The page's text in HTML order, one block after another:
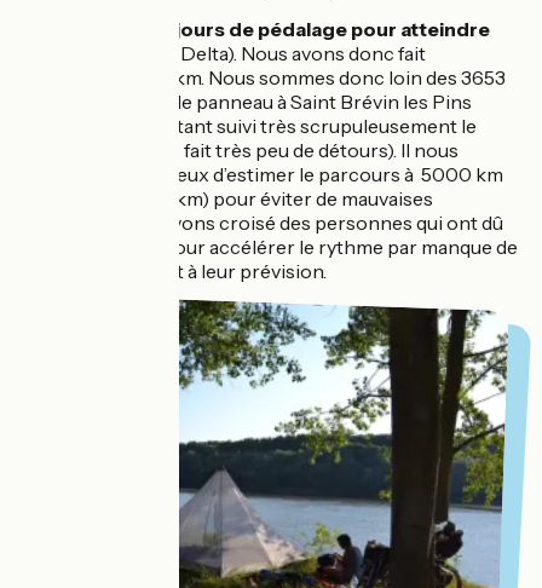
100 jours de pédalage pour atteindre
(via le Delta). Nous avons donc fait
exactement 5041 km. Nous sommes donc loin des 3653
km annoncés sur le panneau à Saint Brévin les Pins
(nous avons pourtant suivi très scrupuleusement le
parcours et avons fait très peu de détours). Il nous
semble plus judicieux d’estimer le parcours à 5000 km
(plutôt que 3600 km) pour éviter de mauvaises
surprises. Nous avons croisé des personnes qui ont dû
prendre le train pour accélérer le rythme par manque de
temps par rapport à leur prévision.